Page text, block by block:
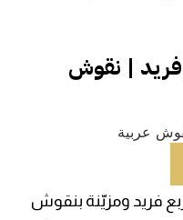
| نقوش
فريد ومزيّنة بنقوش